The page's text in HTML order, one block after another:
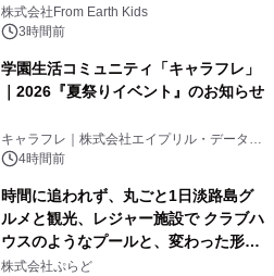
(日)開催
株式会社From Earth Kids
3時間前
学園生活コミュニティ「キャラフレ」
｜2026『夏祭りイベント』のお知らせ
キャラフレ｜株式会社エイプリル・データ・
デザインズ
4時間前
時間に追われず、丸ごと1日淡路島グ
ルメと観光、レジャー施設で クラブハ
ウスのようなプールと、変わった形の
サウナも 「THE BOXY AWAJI」のお
株式会社ぷらど